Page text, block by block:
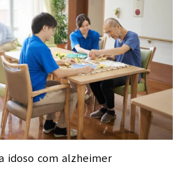
idoso com alzheimer